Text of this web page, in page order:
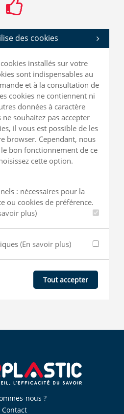
des cookies
installés sur votre
sont indispensables au
et à la consultation de
cookies ne contiennent ni
données à caractère
souhaitez pas accepter
il vous est possible de les
browser. Cependant, nous
bon fonctionnement de ce
cette option.
: nécessaires pour la
ou cookies de préférence.
plus)
(En savoir plus)
Tout accepter
nous ?
Contact